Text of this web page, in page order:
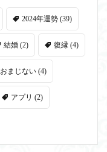
2024年運勢 (39)
結婚 (2) 復縁 (4)
おまじない (4)
アプリ (2)